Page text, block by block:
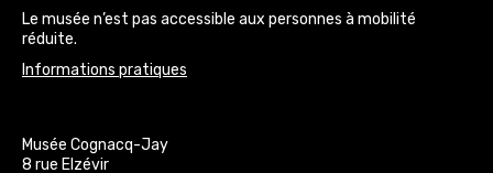
Le musée n’est pas accessible aux personnes à mobilité
réduite.
Informations pratiques
Musée Cognacq-Jay
8 rue Elzévir